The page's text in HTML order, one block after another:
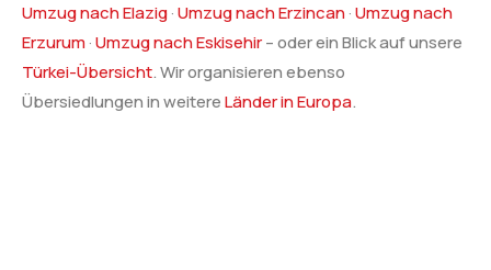
Umzug nach Elazig·Umzug nach Erzincan·Umzug nach
Erzurum·Umzug nach Eskisehir– oder ein Blick auf unsere
Türkei-Übersicht. Wir organisieren ebenso
Übersiedlungen in weitereLänder in Europa.